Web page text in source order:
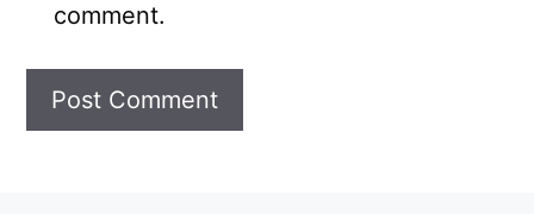
comment.